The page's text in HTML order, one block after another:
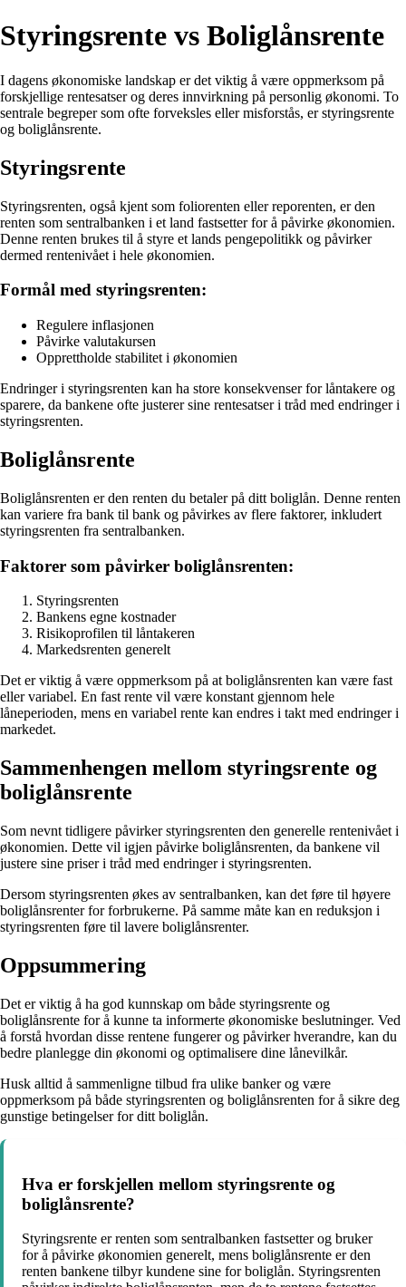
Styringsrente vs Boliglånsrente
I dagens økonomiske landskap er det viktig å være oppmerksom på
forskjellige rentesatser og deres innvirkning på personlig økonomi. To
sentrale begreper som ofte forveksles eller misforstås, er styringsrente
og boliglånsrente.
Styringsrente
Styringsrenten, også kjent som foliorenten eller reporenten, er den
renten som sentralbanken i et land fastsetter for å påvirke økonomien.
Denne renten brukes til å styre et lands pengepolitikk og påvirker
dermed rentenivået i hele økonomien.
Formål med styringsrenten:
Regulere inflasjonen
Påvirke valutakursen
Opprettholde stabilitet i økonomien
Endringer i styringsrenten kan ha store konsekvenser for låntakere og
sparere, da bankene ofte justerer sine rentesatser i tråd med endringer i
styringsrenten.
Boliglånsrente
Boliglånsrenten er den renten du betaler på ditt boliglån. Denne renten
kan variere fra bank til bank og påvirkes av flere faktorer, inkludert
styringsrenten fra sentralbanken.
Faktorer som påvirker boliglånsrenten:
Styringsrenten
Bankens egne kostnader
Risikoprofilen til låntakeren
Markedsrenten generelt
Det er viktig å være oppmerksom på at boliglånsrenten kan være fast
eller variabel. En fast rente vil være konstant gjennom hele
låneperioden, mens en variabel rente kan endres i takt med endringer i
markedet.
Sammenhengen mellom styringsrente og
boliglånsrente
Som nevnt tidligere påvirker styringsrenten den generelle rentenivået i
økonomien. Dette vil igjen påvirke boliglånsrenten, da bankene vil
justere sine priser i tråd med endringer i styringsrenten.
Dersom styringsrenten økes av sentralbanken, kan det føre til høyere
boliglånsrenter for forbrukerne. På samme måte kan en reduksjon i
styringsrenten føre til lavere boliglånsrenter.
Oppsummering
Det er viktig å ha god kunnskap om både styringsrente og
boliglånsrente for å kunne ta informerte økonomiske beslutninger. Ved
å forstå hvordan disse rentene fungerer og påvirker hverandre, kan du
bedre planlegge din økonomi og optimalisere dine lånevilkår.
Husk alltid å sammenligne tilbud fra ulike banker og være
oppmerksom på både styringsrenten og boliglånsrenten for å sikre deg
gunstige betingelser for ditt boliglån.
Hva er forskjellen mellom styringsrente og
boliglånsrente?
Styringsrente er renten som sentralbanken fastsetter og bruker
for å påvirke økonomien generelt, mens boliglånsrente er den
renten bankene tilbyr kundene sine for boliglån. Styringsrenten